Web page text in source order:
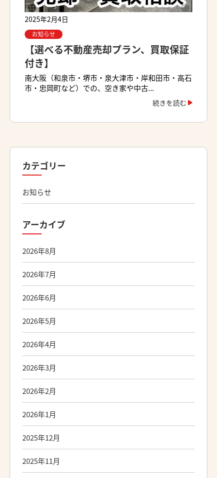
2025年2月4日
お知らせ
【選べる不動産売却プラン、買取保証
付き】
南大阪（和泉市・堺市・泉大津市・岸和田市・高石
市・忠岡町など）での、空き家や中古...
続きを読む
カテゴリー
お知らせ
アーカイブ
2026年8月
2026年7月
2026年6月
2026年5月
2026年4月
2026年3月
2026年2月
2026年1月
2025年12月
2025年11月